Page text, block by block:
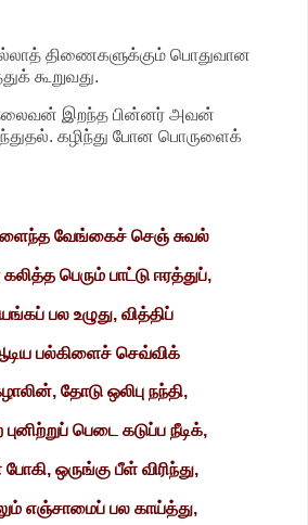
திணைகளுக்கும் பொதுவான
கூறுவது.
தலைவன் இறந்த பின்னர் அவன்
கழிந்து போன பொருளைக்
வேங்கைச் செஞ் சுவல்
பெரும் பாட்டு ஈரத்துப்,
பல உழுது, வித்திப்
பல்கிளைச் செவ்விக்
தோடு ஒலிபு நந்தி,
பெடை கடுப்ப நீடிக்,
ஒருங்கு பீள் விரிந்து,
எஞ்சாமைப் பல காய்த்து,